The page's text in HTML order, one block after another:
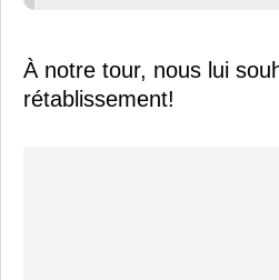
À notre tour, nous lui
rétablissement!